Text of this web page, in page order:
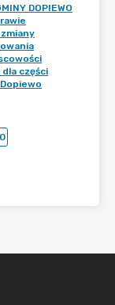
DOPIEWO
części